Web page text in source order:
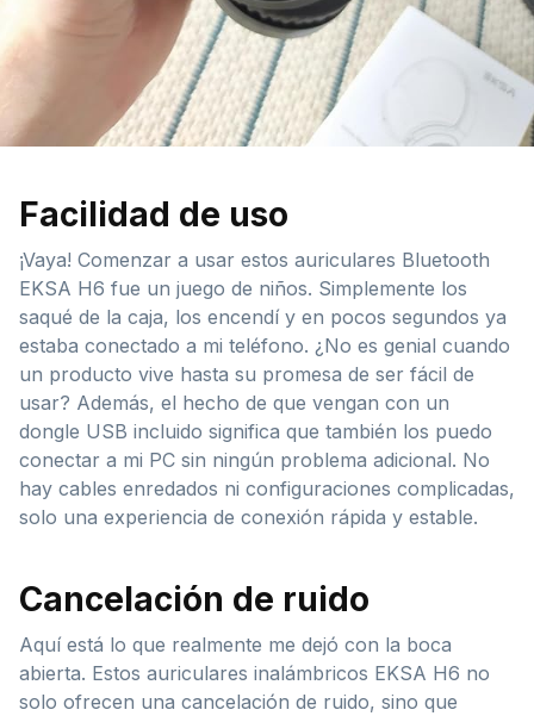
Facilidad de uso
¡Vaya! Comenzar a usar estos auriculares Bluetooth
EKSA H6 fue un juego de niños. Simplemente los
saqué de la caja, los encendí y en pocos segundos ya
estaba conectado a mi teléfono. ¿No es genial cuando
un producto vive hasta su promesa de ser fácil de
usar? Además, el hecho de que vengan con un
dongle USB incluido significa que también los puedo
conectar a mi PC sin ningún problema adicional. No
hay cables enredados ni configuraciones complicadas,
solo una experiencia de conexión rápida y estable.
Cancelación de ruido
Aquí está lo que realmente me dejó con la boca
abierta. Estos auriculares inalámbricos EKSA H6 no
solo ofrecen una cancelación de ruido, sino que